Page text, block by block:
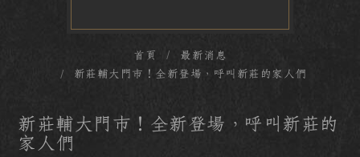
首頁
最新消息
新莊輔大門市！全新登場，呼叫新莊的家人們
新莊輔大門市！全新登場，呼叫新莊的
家人們